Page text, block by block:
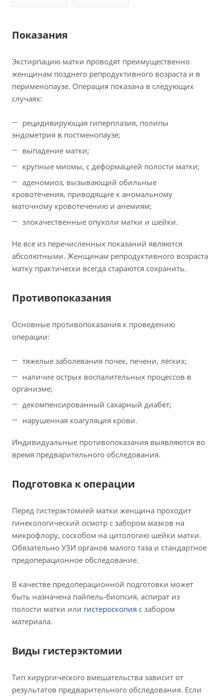
Показания
Экстирпацию матки проводят преимущественно
женщинам позднего репродуктивного возраста и в
перименопаузе. Операция показана в следующих
случаях:
рецидивирующая гиперплазия, полипы
эндометрия в постменопаузе;
выпадение матки;
крупные миомы, с деформацией полости матки;
аденомиоз, вызывающий обильные
кровотечения, приводящие к аномальному
маточному кровотечению и анемиям;
злокачественные опухоли матки и шейки.
Не все из перечисленных показаний являются
абсолютными. Женщинам репродуктивного возраста
матку практически всегда стараются сохранить.
Противопоказания
Основные противопоказания к проведению
операции:
тяжелые заболевания почек, печени, лёгких;
наличие острых воспалительных процессов в
организме;
декомпенсированный сахарный диабет;
нарушенная коагуляция крови.
Индивидуальные противопоказания выявляются во
время предварительного обследования.
Подготовка к операции
Перед гистерэктомией матки женщина проходит
гинекологический осмотр с забором мазков на
микрофлору, соскобом на цитологию шейки матки.
Обязательно УЗИ органов малого таза и стандартное
предоперационное обследование.
В качестве предоперационной подготовки может
быть назначена пайпель-биопсия, аспират из
полости матки или гистероскопия с забором
материала.
Виды гистерэктомии
Тип хирургического вмешательства зависит от
результатов предварительного обследования. Если